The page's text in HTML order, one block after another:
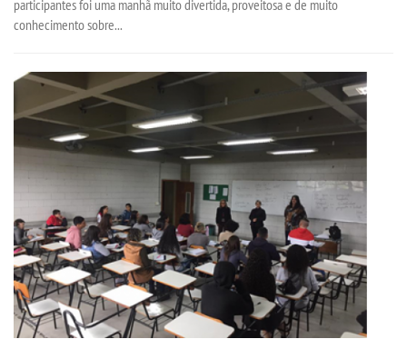
participantes foi uma manhã muito divertida, proveitosa e de muito
conhecimento sobre...